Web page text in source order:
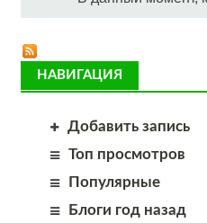
НАВИГАЦИЯ
Добавить запись
Топ просмотров
Популярные
Блоги год назад